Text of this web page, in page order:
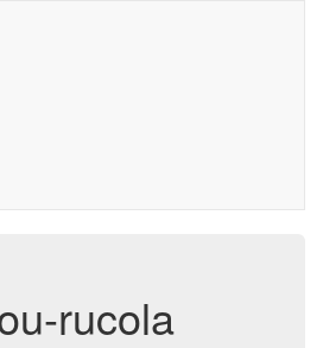
rucola